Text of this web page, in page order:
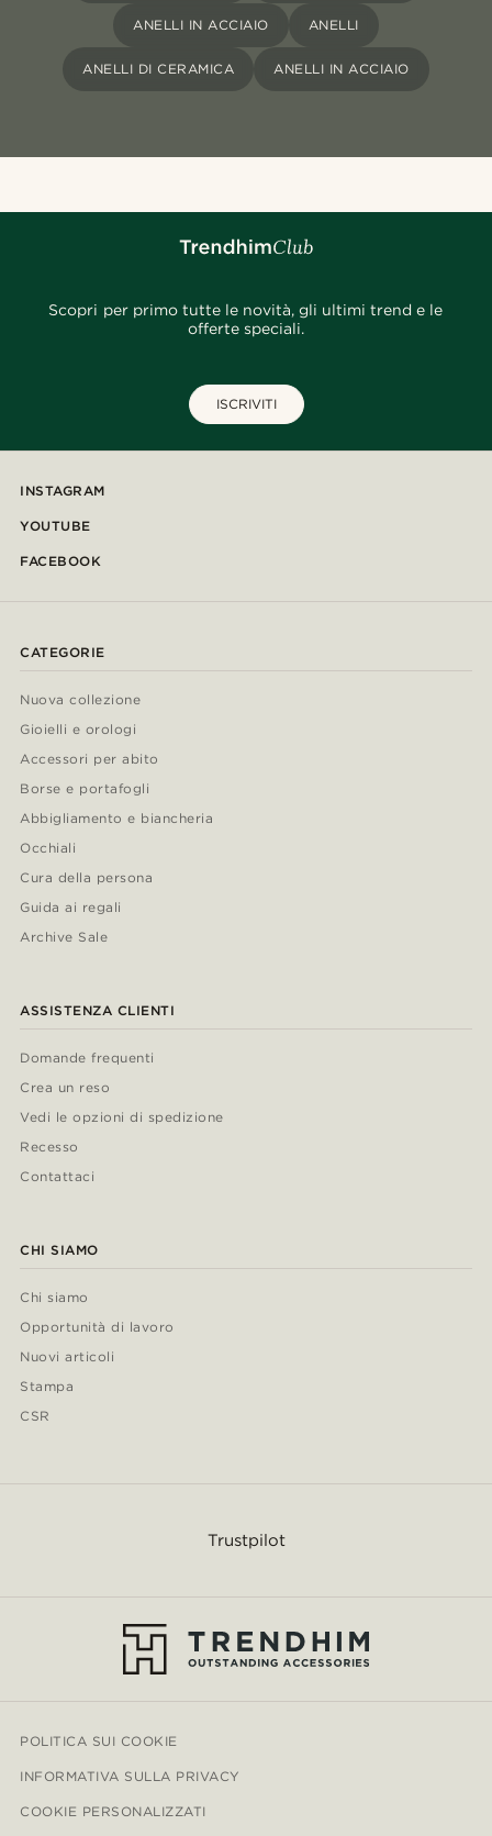
ANELLI IN ACCIAIO ANELLI
ANELLI DI CERAMICA ANELLI IN ACCIAIO
Scopri per primo tutte le novità, gli ultimi trend e le
offerte speciali.
ISCRIVITI
INSTAGRAM
YOUTUBE
FACEBOOK
CATEGORIE
Nuova collezione
Gioielli e orologi
Accessori per abito
Borse e portafogli
Abbigliamento e biancheria
Occhiali
Cura della persona
Guida ai regali
Archive Sale
ASSISTENZA CLIENTI
Domande frequenti
Crea un reso
Vedi le opzioni di spedizione
Recesso
Contattaci
CHI SIAMO
Chi siamo
Opportunità di lavoro
Nuovi articoli
Stampa
CSR
Trustpilot
POLITICA SUI COOKIE
INFORMATIVA SULLA PRIVACY
COOKIE PERSONALIZZATI